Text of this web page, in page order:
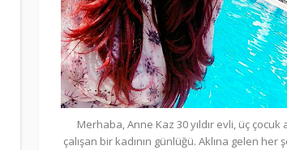
Merhaba, Anne Kaz 30 yıldır evli, üç çocuk
çalışan bir kadının günlüğü. Aklına gelen her